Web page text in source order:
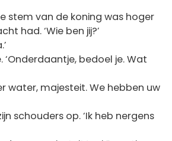
stem van de koning was hoger
had. ‘Wie ben jij?’
‘Onderdaantje, bedoel je. Wat
water, majesteit. We hebben uw
schouders op. ‘Ik heb nergens